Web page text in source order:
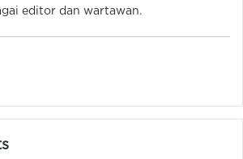
editor dan wartawan.